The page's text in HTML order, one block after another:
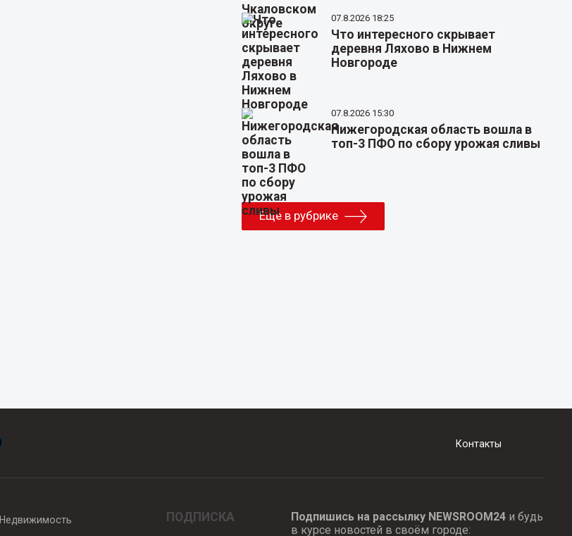
07.8.2026 18:25
Что интересного скрывает
деревня Ляхово в Нижнем
Новгороде
07.8.2026 15:30
Нижегородская область вошла в
топ-3 ПФО по сбору урожая сливы
Еще в рубрике
Контакты
Недвижимость ПОДПИСКА Подпишись на рассылку NEWSROOM24и будь
в курсе новостей в своём городе: